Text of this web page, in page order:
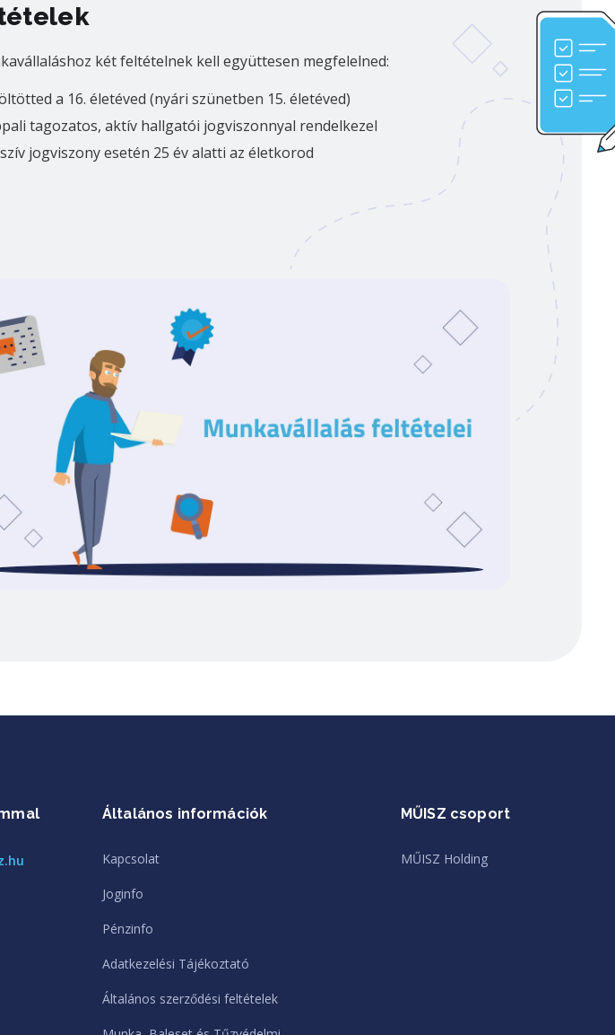
két feltételnek kell együttesen megfelelned:
a 16. életéved (nyári szünetben 15. életéved)
tagozatos, aktív hallgatói jogviszonnyal rendelkezel
jogviszony esetén 25 év alatti az életkorod
Általános információk
Kapcsolat
Joginfo
Pénzinfo
Adatkezelési Tájékoztató
Általános szerződési feltételek
MŰISZ csoport
MŰISZ Holding